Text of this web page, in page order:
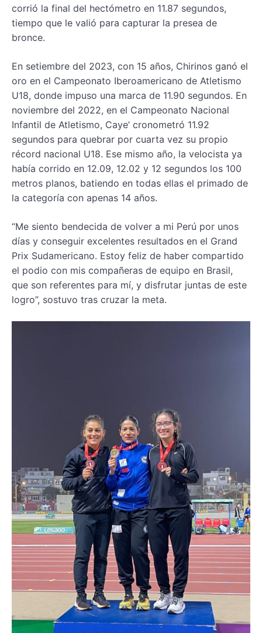
corrió la final del hectómetro en 11.87 segundos,
tiempo que le valió para capturar la presea de
bronce.
En setiembre del 2023, con 15 años, Chirinos ganó el
oro en el Campeonato Iberoamericano de Atletismo
U18, donde impuso una marca de 11.90 segundos. En
noviembre del 2022, en el Campeonato Nacional
Infantil de Atletismo, Caye’ cronometró 11.92
segundos para quebrar por cuarta vez su propio
récord nacional U18. Ese mismo año, la velocista ya
había corrido en 12.09, 12.02 y 12 segundos los 100
metros planos, batiendo en todas ellas el primado de
la categoría con apenas 14 años.
“Me siento bendecida de volver a mi Perú por unos
días y conseguir excelentes resultados en el Grand
Prix Sudamericano. Estoy feliz de haber compartido
el podio con mis compañeras de equipo en Brasil,
que son referentes para mí, y disfrutar juntas de este
logro”, sostuvo tras cruzar la meta.